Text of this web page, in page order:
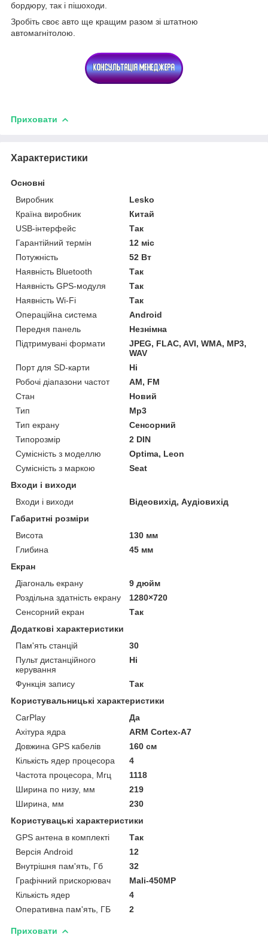
бордюру, так і пішоходи.
Зробіть своє авто ще кращим разом зі штатною
автомагнітолою.
Приховати
Характеристики
Основні
Виробник
Lesko
Країна виробник
Китай
USB-інтерфейс
Так
Гарантійний термін
12 міс
Потужність
52 Вт
Наявність Bluetooth
Так
Наявність GPS-модуля
Так
Наявність Wi-Fi
Так
Операційна система
Android
Передня панель
Незнімна
Підтримувані формати
JPEG, FLAC, AVI, WMA, MP3,
WAV
Порт для SD-карти
Ні
Робочі діапазони частот
AM, FM
Стан
Новий
Тип
Mp3
Тип екрану
Сенсорний
Типорозмір
2 DIN
Сумісність з моделлю
Optima, Leon
Сумісність з маркою
Seat
Входи і виходи
Входи і виходи
Відеовихід, Аудіовихід
Габаритні розміри
Висота
130 мм
Глибина
45 мм
Екран
Діагональ екрану
9 дюйм
Роздільна здатність екрану
1280×720
Сенсорний екран
Так
Додаткові характеристики
Пам'ять станцій
30
Пульт дистанційного
керування
Ні
Функція запису
Так
Користувальницькі характеристики
CarPlay
Да
Ахітура ядра
ARM Cortex-A7
Довжина GPS кабелів
160 см
Кількість ядер процесора
4
Частота процесора, Мгц
1118
Ширина по низу, мм
219
Ширина, мм
230
Користувацькi характеристики
GPS антена в комплекті
Так
Версія Android
12
Внутрішня пам'ять, Гб
32
Графічний прискорювач
Mali-450MP
Кількість ядер
4
Оперативна пам'ять, ГБ
2
Приховати